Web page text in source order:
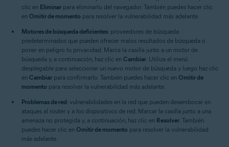
clic en Eliminar para eliminarlo del navegador. También puedes hacer clic
en Omitir de momento para resolver la vulnerabilidad más adelante.
Motores de búsqueda deficientes: proveedores de búsqueda
predeterminados que pueden ofrecer malos resultados de búsqueda o
poner en peligro tu privacidad. Marca la casilla junto a un motor de
búsqueda y, a continuación, haz clic en Cambiar. Utiliza el menú
desplegable para seleccionar un nuevo motor de búsqueda y luego haz clic
en Cambiar para confirmarlo. También puedes hacer clic en Omitir de
momento para resolver la vulnerabilidad más adelante.
Problemas de red: vulnerabilidades en la red que pueden desembocar en
ataques al router y a los dispositivos de red. Marcar la casilla junto a una
amenaza no protegida y, a continuación, haz clic en Resolver. También
puedes hacer clic en Omitir de momento para resolver la vulnerabilidad
más adelante.